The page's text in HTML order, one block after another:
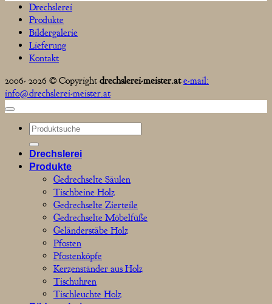
Drechslerei
Produkte
Bildergalerie
Lieferung
Kontakt
2006- 2026 © Copyright drechslerei-meister.at e-mail:
info@drechslerei-meister.at
Suchen
nach:
Drechslerei
Produkte
Gedrechselte Säulen
Tischbeine Holz
Gedrechselte Zierteile
Gedrechselte Möbelfüße
Geländerstäbe Holz
Pfosten
Pfostenköpfe
Kerzenständer aus Holz
Tischuhren
Tischleuchte Holz